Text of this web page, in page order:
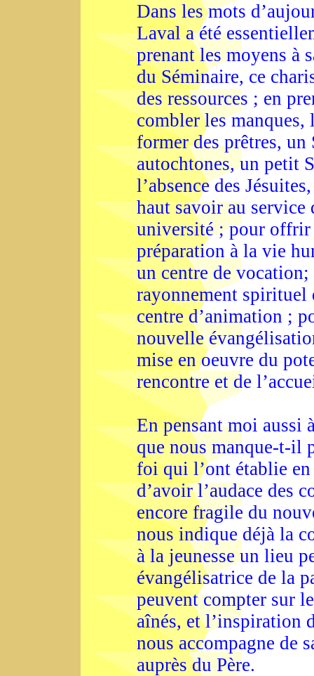
Dans les mots
Laval a été
prenant les moyens à
du Séminaire, ce
des ressources ; en
combler les manques,
former des prêtres,
autochtones, un petit
l’absence des
haut savoir au service
université ; pour offrir
préparation à la vie
un centre de
rayonnement spirituel
centre d’animation ;
nouvelle
mise en oeuvre du
rencontre et de
En pensant moi aussi
que nous manque-t-il
foi qui l’ont établie
d’avoir l’audace des
encore fragile du
nous indique déjà la
à la jeunesse un lieu
évangélisatrice de la
peuvent compter sur
aînés, et l’inspiration
nous accompagne de
auprès du Père.